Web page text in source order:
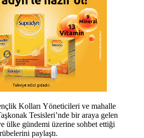
Kolları Yöneticileri ve mahalle
Tesisleri’nde bir araya gelen
ülke gündemi üzerine sohbet ettiği
paylaştı.